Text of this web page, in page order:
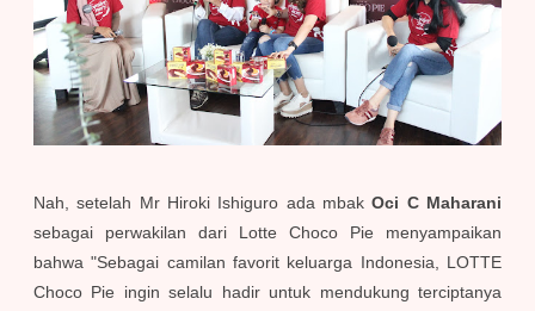
Nah, setelah Mr Hiroki Ishiguro ada mbakOci C Maharani
sebagai perwakilan dari Lotte Choco Pie menyampaikan
bahwa "Sebagai camilan favorit keluarga Indonesia, LOTTE
Choco Pie ingin selalu hadir untuk mendukung terciptanya